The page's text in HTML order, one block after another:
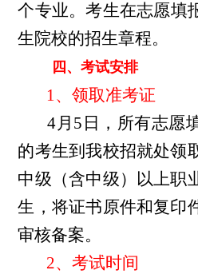
个专业。考生在志愿填
生院校的招生章程。
四、考试安排
1、领取准考证
4月 5 日，所有志愿
的考生到我校招就处领
中级（含中级）以上职
生，将证书原件和复印
审核备案。
2、考试时间